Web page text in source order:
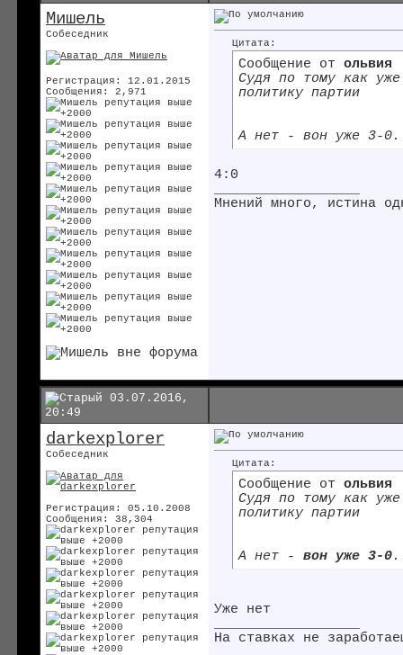
Мишель
Собеседник
Регистрация: 12.01.2015
Сообщения: 2,971
Цитата:
Сообщение от ольвия
Судя по тому как
политику партии
А нет - вон уже 3-
4:0
Мнений много, истина
03.07.2016,
20:49
darkexplorer
Собеседник
Регистрация: 05.10.2008
Сообщения: 38,304
Цитата:
Сообщение от ольвия
Судя по тому как
политику партии
А нет - вон уже 3-0
Уже нет
На ставках не